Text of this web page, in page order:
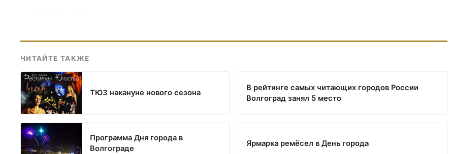
ЧИТАЙТЕ ТАКЖЕ
ТЮЗ накануне нового сезона
В рейтинге самых читающих городов России
Волгоград занял 5 место
Программа Дня города в
Волгограде
Ярмарка ремёсел в День города